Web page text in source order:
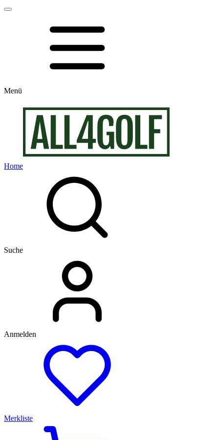
Menü
Home
Suche
Anmelden
Merkliste